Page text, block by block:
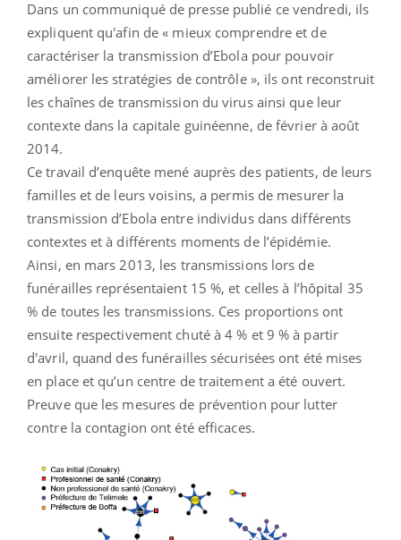
Dans un communiqué de presse publié ce vendredi, ils
expliquent qu'afin de « mieux comprendre et de
caractériser la transmission d’Ebola pour pouvoir
améliorer les stratégies de contrôle », ils ont reconstruit
les chaînes de transmission du virus ainsi que leur
contexte dans la capitale guinéenne, de février à août
2014.
Ce travail d’enquête mené auprès des patients, de leurs
familles et de leurs voisins, a permis de mesurer la
transmission d’Ebola entre individus dans différents
contextes et à différents moments de l’épidémie.
Ainsi, en mars 2013, les transmissions lors de
funérailles représentaient 15 %, et celles à l’hôpital 35
% de toutes les transmissions. Ces proportions ont
ensuite respectivement chuté à 4 % et 9 % à partir
d'avril, quand des funérailles sécurisées ont été mises
en place et qu’un centre de traitement a été ouvert.
Preuve que les mesures de prévention pour lutter
contre la contagion ont été efficaces.